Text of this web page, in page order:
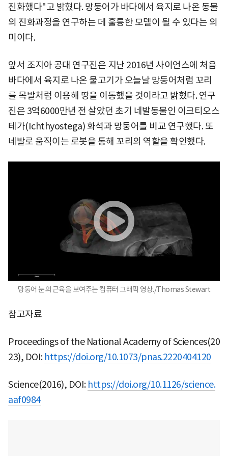
진화했다"고 밝혔다. 망둥어가 바다에서 육지로 나온 동물
의 진화과정을 연구하는 데 훌륭한 모델이 될 수 있다는 의
미이다.
앞서 조지아 공대 연구진은 지난 2016년 사이언스에 처음
바다에서 육지로 나온 물고기가 오늘날 망둥어처럼 꼬리
를 목발처럼 이용해 땅을 이동했을 것이라고 밝혔다. 연구
진은 3억6000만년 전 살았던 초기 네발동물인 이크티오스
테가(Ichthyostega) 화석과 망둥어를 비교 연구했다. 또
네발로 움직이는 로봇을 통해 꼬리의 역할을 확인했다.
망둥어 눈의 근육을 보여주는 컴퓨터 그래픽 영상./Thomas Stewart
참고자료
Proceedings of the National Academy of Sciences(20
23), DOI: https://doi.org/10.1073/pnas.2220404120
Science(2016), DOI: https://doi.org/10.1126/science.
aaf0984